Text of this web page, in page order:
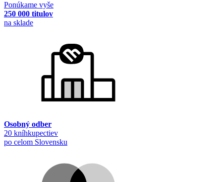
Ponúkame vyše
250 000 titulov
na sklade
Osobný odber
20 kníhkupectiev
po celom Slovensku